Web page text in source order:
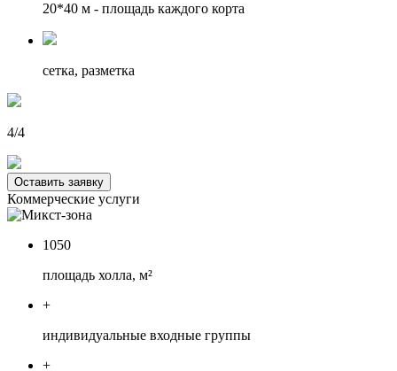
20*40 м - площадь каждого корта
сетка, разметка
4/4
Оставить заявку
Коммерческие услуги
1050
площадь холла, м²
+
индивидуальные входные группы
+